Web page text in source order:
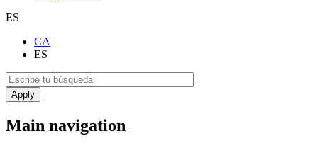
ES
CA
ES
Main navigation